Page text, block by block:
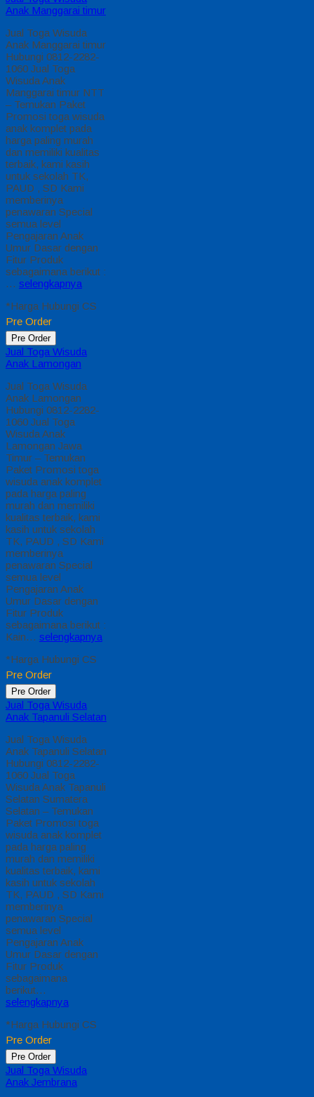
Anak Manggarai timur
Jual Toga Wisuda
Anak Manggarai timur
Hubungi 0812-2282-
1060 Jual Toga
Wisuda Anak
Manggarai timur NTT
– Temukan Paket
Promosi toga wisuda
anak komplet pada
harga paling murah
dan memiliki kualitas
terbaik, kami kasih
untuk sekolah TK,
PAUD , SD Kami
memberinya
penawaran Special
semua level
Pengajaran Anak
Umur Dasar dengan
Fitur Produk
sebagaimana berikut :
… selengkapnya
*Harga Hubungi CS
Pre Order
Pre Order
Jual Toga Wisuda
Anak Lamongan
Jual Toga Wisuda
Anak Lamongan
Hubungi 0812-2282-
1060 Jual Toga
Wisuda Anak
Lamongan Jawa
Timur – Temukan
Paket Promosi toga
wisuda anak komplet
pada harga paling
murah dan memiliki
kualitas terbaik, kami
kasih untuk sekolah
TK, PAUD , SD Kami
memberinya
penawaran Special
semua level
Pengajaran Anak
Umur Dasar dengan
Fitur Produk
sebagaimana berikut :
Kain… selengkapnya
*Harga Hubungi CS
Pre Order
Pre Order
Jual Toga Wisuda
Anak Tapanuli Selatan
Jual Toga Wisuda
Anak Tapanuli Selatan
Hubungi 0812-2282-
1060 Jual Toga
Wisuda Anak Tapanuli
Selatan Sumatera
Selatan – Temukan
Paket Promosi toga
wisuda anak komplet
pada harga paling
murah dan memiliki
kualitas terbaik, kami
kasih untuk sekolah
TK, PAUD , SD Kami
memberinya
penawaran Special
semua level
Pengajaran Anak
Umur Dasar dengan
Fitur Produk
sebagaimana
berikut…
selengkapnya
*Harga Hubungi CS
Pre Order
Pre Order
Jual Toga Wisuda
Anak Jembrana